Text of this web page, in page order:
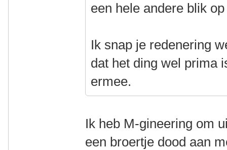
een hele andere blik
Ik snap je redenering
dat het ding wel prima
ermee.
Ik heb M-gineering om
een broertje dood aan